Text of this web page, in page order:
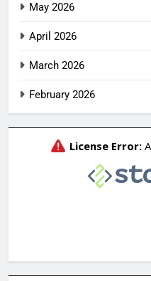
May 2026
April 2026
March 2026
February 2026